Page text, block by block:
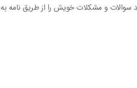
سوالات و مشکلات خویش را از طریق نامه به